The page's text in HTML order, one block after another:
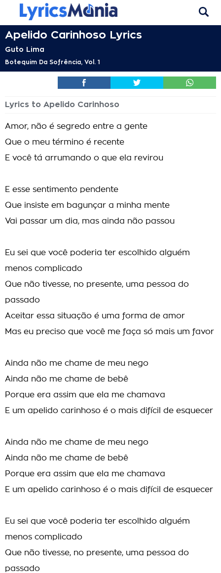
Apelido Carinhoso Lyrics
Guto Lima
Botequim Da Sofrência, Vol. 1
Lyrics to Apelido Carinhoso
Amor, não é segredo entre a gente
Que o meu término é recente
E você tá arrumando o que ela revirou
E esse sentimento pendente
Que insiste em bagunçar a minha mente
Vai passar um dia, mas ainda não passou
Eu sei que você poderia ter escolhido alguém
menos complicado
Que não tivesse, no presente, uma pessoa do
passado
Aceitar essa situação é uma forma de amor
Mas eu preciso que você me faça só mais um favor
Ainda não me chame de meu nego
Ainda não me chame de bebê
Porque era assim que ela me chamava
E um apelido carinhoso é o mais difícil de esquecer
Ainda não me chame de meu nego
Ainda não me chame de bebê
Porque era assim que ela me chamava
E um apelido carinhoso é o mais difícil de esquecer
Eu sei que você poderia ter escolhido alguém
menos complicado
Que não tivesse, no presente, uma pessoa do
passado